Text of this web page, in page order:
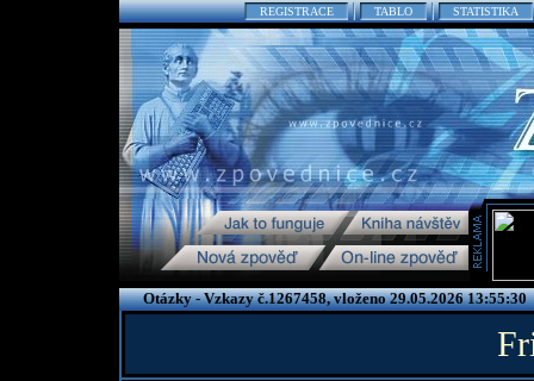
REGISTRACE TABLO STATISTIKA
Otázky - Vzkazy č.1267458, vloženo 29.05.2026 13:55:30